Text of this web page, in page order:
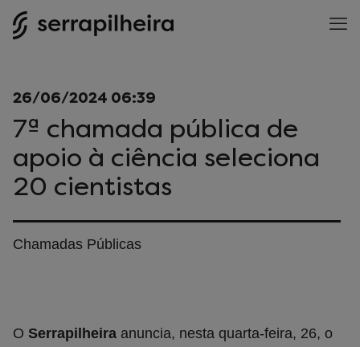
26/06/2024 06:39
7ª chamada pública de
apoio à ciência seleciona
20 cientistas
Chamadas Públicas
O Serrapilheira anuncia, nesta quarta-feira, 26, o